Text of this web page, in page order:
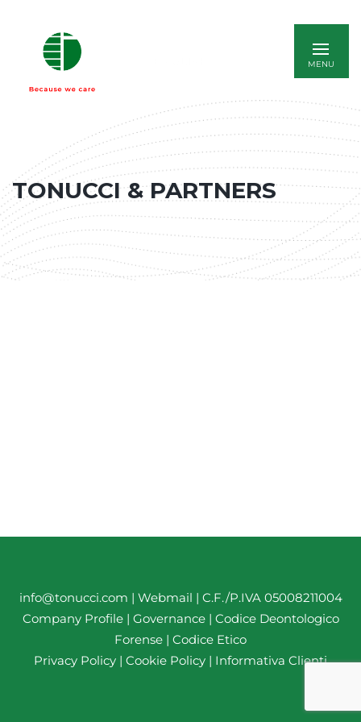
TONUCCI & PARTNERS
info@tonucci.com | Webmail | C.F./P.IVA 05008211004
Company Profile| Governance | Codice Deontologico
Forense | Codice Etico
Privacy Policy | Cookie Policy | Informativa Clienti